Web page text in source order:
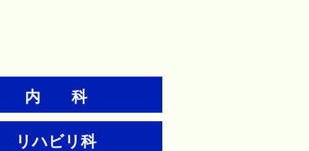
内 科
リハビリ科